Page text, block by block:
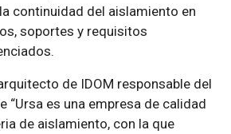
continuidad del aislamiento en
soportes y requisitos
de IDOM responsable del
“Ursa es una empresa de calidad
de aislamiento, con la que